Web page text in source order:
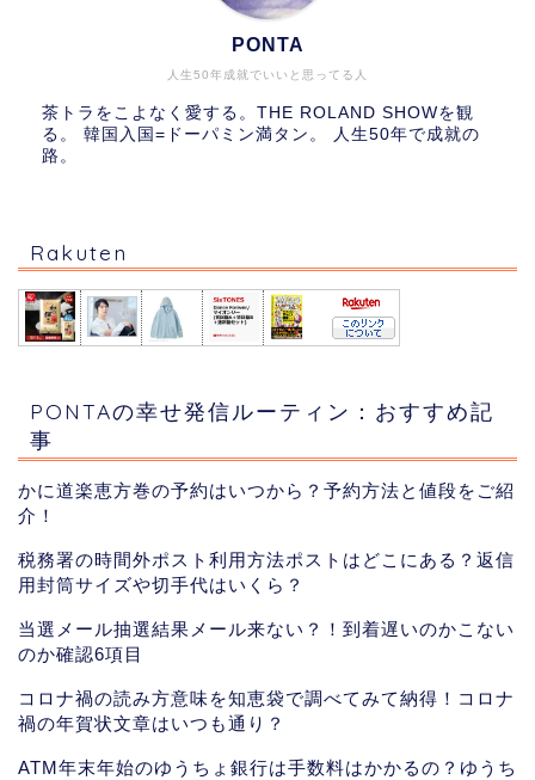
人生50年成就でいいと思ってる人
PONTA
茶トラをこよなく愛する。THE ROLAND SHOWを観
る。 韓国入国=ドーパミン満タン。 人生50年で成就の
路。
Rakuten
PONTAの幸せ発信ルーティン：おすすめ記
事
かに道楽恵方巻の予約はいつから？予約方法と値段をご紹
介！
税務署の時間外ポスト利用方法ポストはどこにある？返信
用封筒サイズや切手代はいくら？
当選メール抽選結果メール来ない？！到着遅いのかこない
のか確認6項目
コロナ禍の読み方意味を知恵袋で調べてみて納得！コロナ
禍の年賀状文章はいつも通り？
ATM年末年始のゆうちょ銀行は手数料はかかるの？ゆうち